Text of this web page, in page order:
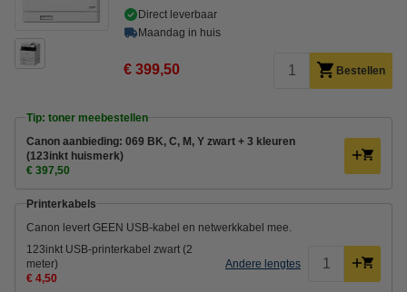
Direct leverbaar
Maandag in huis
€ 399,50 Bestellen
Tip: toner meebestellen
Canon aanbieding: 069 BK, C, M, Y zwart + 3 kleuren
(123inkt huismerk)
€ 397,50
Printerkabels
Canon levert GEEN USB-kabel en netwerkkabel mee.
123inkt USB-printerkabel zwart (2
meter)
€ 4,50
Andere lengtes